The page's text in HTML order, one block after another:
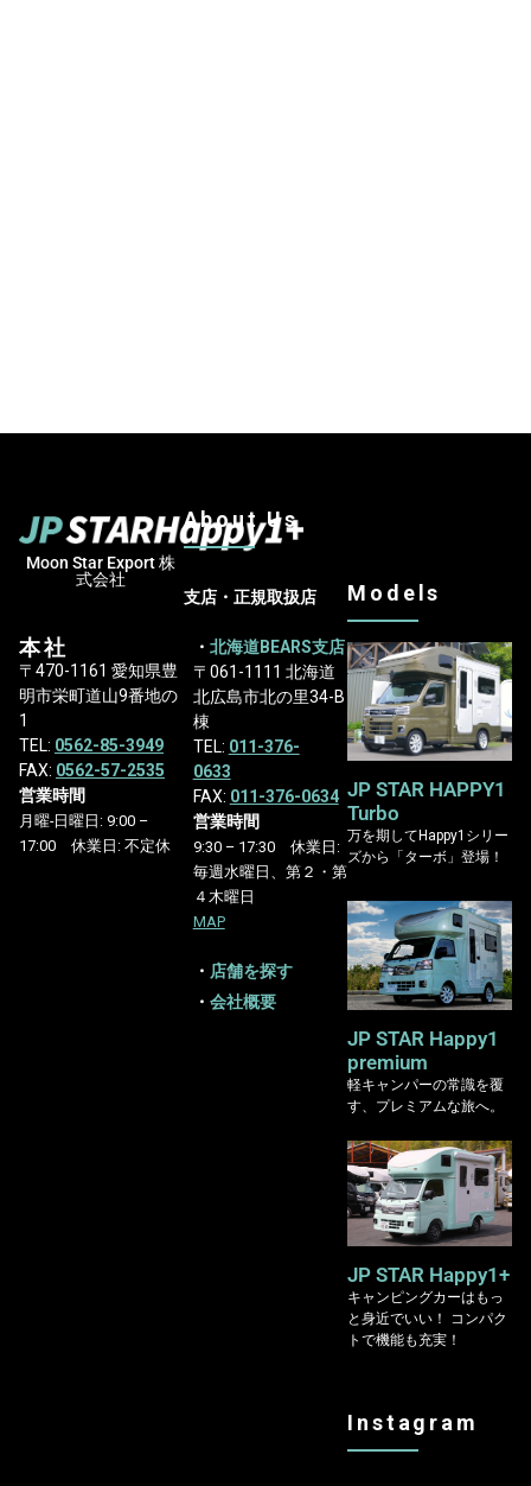
Moon Star Export 株
式会社
本社
〒470-1161 愛知県豊
明市栄町道山9番地の
1
TEL: 0562-85-3949
FAX: 0562-57-2535
営業時間
月曜-日曜日: 9:00 –
17:00 休業日: 不定休
About Us
支店・正規取扱店
・ 北海道BEARS支店
〒061-1111 北海道
北広島市北の里34-B
棟
TEL: 011-376-
0633
FAX: 011-376-0634
営業時間
9:30 – 17:30 休業日:
毎週水曜日、第２・第
４木曜日
MAP
・ 店舗を探す
・ 会社概要
Models
JP STAR HAPPY1
Turbo
万を期してHappy1シリー
ズから「ターボ」登場！
JP STAR Happy1
premium
軽キャンパーの常識を覆
す、プレミアムな旅へ。
JP STAR Happy1+
キャンピングカーはもっ
と身近でいい！ コンパク
トで機能も充実！
Instagram